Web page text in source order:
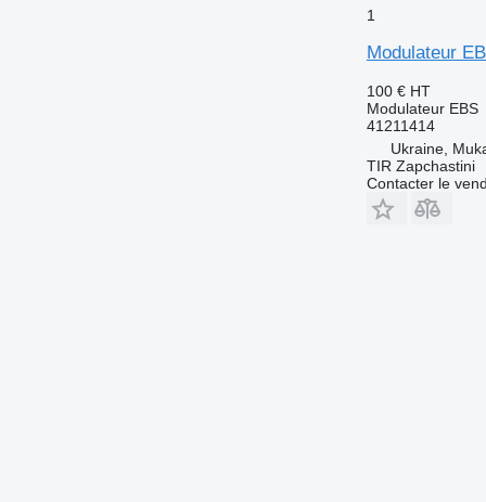
1
Modulateur
100 € HT
Modulateur EBS
41211414
Ukraine,
TIR Zapchastini
Contacter le